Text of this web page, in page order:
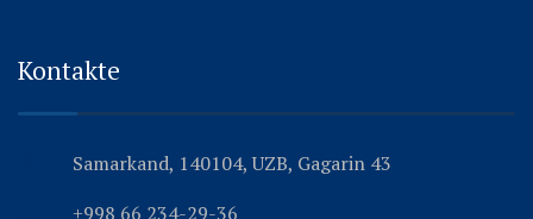
Kontakte
Samarkand, 140104, UZB, Gagarin 43
+998 66 234-29-36